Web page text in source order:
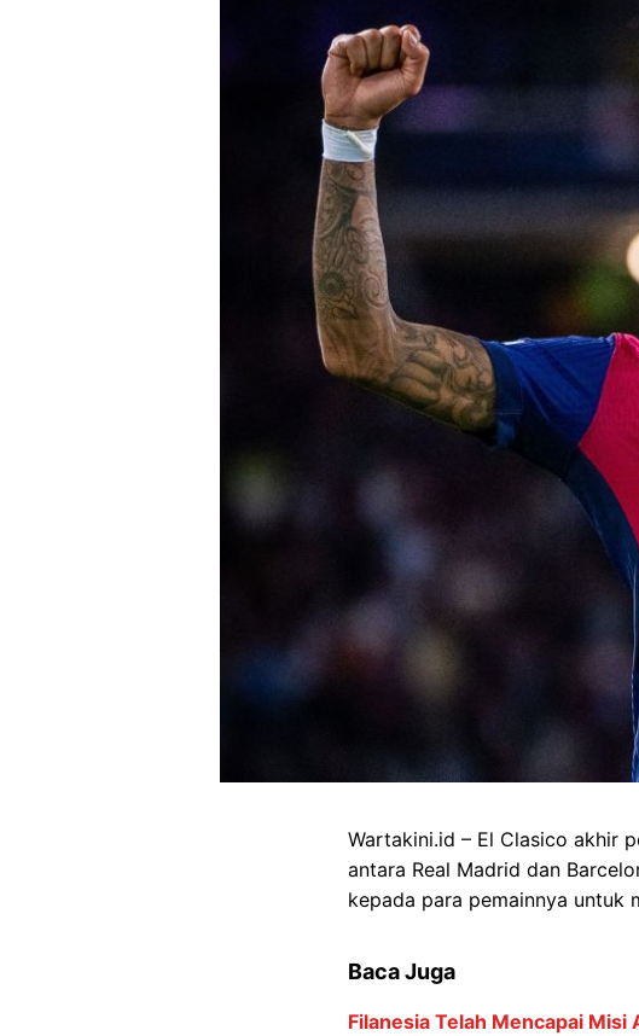
Wartakini.id – El Clasico akhir
antara Real Madrid dan
kepada para pemainnya untuk
Baca Juga
Filanesia Telah Mencapai